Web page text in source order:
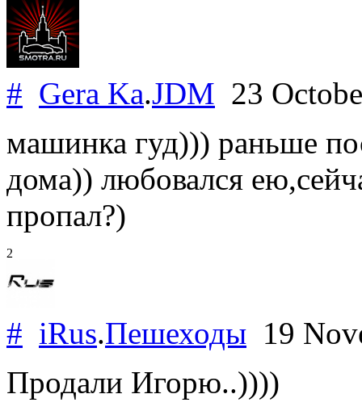
# Gera Ka.JDM 23
машинка гуд))) раньше
дома)) любовался
пропал?)
2
# iRus.Пешеходы 19
Продали Игорю..))))